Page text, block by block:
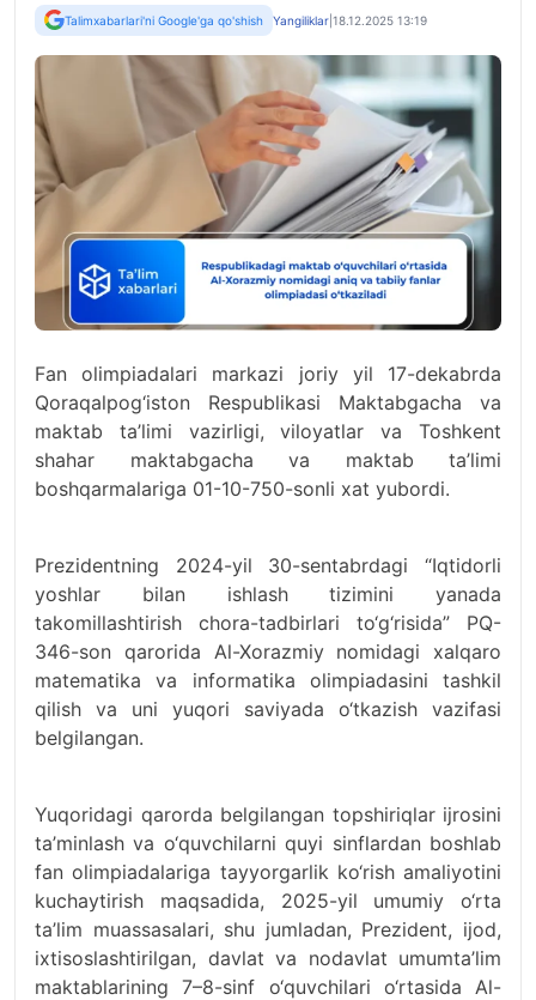
Talimxabarlari'ni Google'ga qo'shish Yangiliklar 18.12.2025 13:19
Fan olimpiadalari markazi joriy yil 17-dekabrda
Qoraqalpog‘iston Respublikasi Maktabgacha va
maktab ta’limi vazirligi, viloyatlar va Toshkent
shahar maktabgacha va maktab ta’limi
boshqarmalariga 01-10-750-sonli xat yubordi.
Prezidentning 2024-yil 30-sentabrdagi “Iqtidorli
yoshlar bilan ishlash tizimini yanada
takomillashtirish chora-tadbirlari to‘g‘risida” PQ-
346-son qarorida Al-Xorazmiy nomidagi xalqaro
matematika va informatika olimpiadasini tashkil
qilish va uni yuqori saviyada o‘tkazish vazifasi
belgilangan.
Yuqoridagi qarorda belgilangan topshiriqlar ijrosini
ta’minlash va o‘quvchilarni quyi sinflardan boshlab
fan olimpiadalariga tayyorgarlik ko‘rish amaliyotini
kuchaytirish maqsadida, 2025-yil umumiy o‘rta
ta’lim muassasalari, shu jumladan, Prezident, ijod,
ixtisoslashtirilgan, davlat va nodavlat umumta’lim
maktablarining 7–8-sinf o‘quvchilari o‘rtasida Al-